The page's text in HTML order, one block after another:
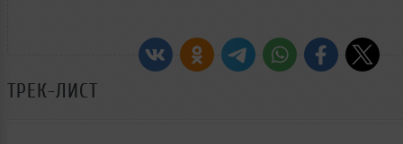
ТРЕК-ЛИСТ